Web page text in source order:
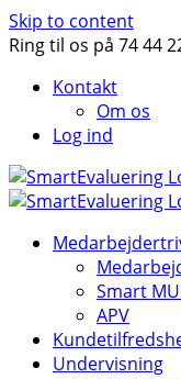
Skip to content
Ring til os på 74 44
Kontakt
Om os
Log ind
Smart
APV
Undervisning